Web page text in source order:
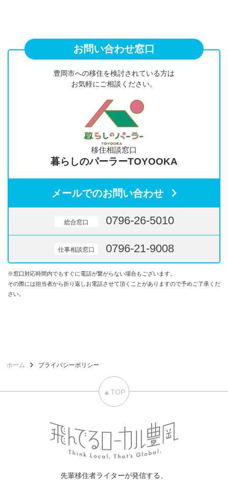
お問い合わせ窓口
豊岡市への移住を検討されている方は
お気軽にご相談ください。
移住相談窓口
暮らしのパーラーTOYOOKA
メールでのお問い合わせ
総合窓口 0796-26-5010
仕事相談窓口 0796-21-9008
※窓口対応時間内でもすぐに電話が繋がらない場合もございます。
その際には担当者から折り返しお電話させて頂くことがありますので予めご了承くだ
さい。
ホーム プライバシーポリシー
先輩移住者ライターが発信する、
▲TOP